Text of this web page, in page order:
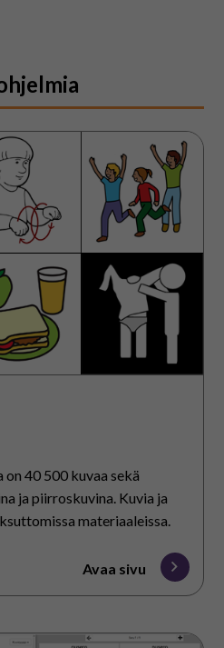
on 40 500 kuvaa sekä
ja piirroskuvina. Kuvia ja
materiaaleissa.
Avaa sivu